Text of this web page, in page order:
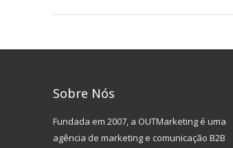
Sobre Nós
Fundada em 2007, a OUTMarketing é uma
agência de marketing e comunicação B2B